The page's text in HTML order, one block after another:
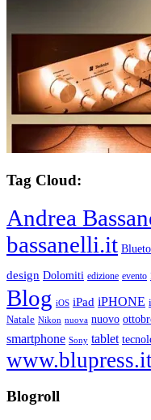
Tag Cloud:
Andrea
bassanelli.it
design Dolomiti edizione evento
Blog iOS iPad iPHONE
Natale Nikon nuova nuovo
smartphone Sony tablet
Blogroll